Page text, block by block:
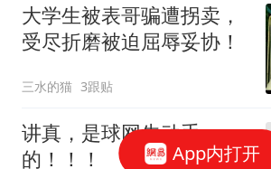
大学生被表哥骗遭拐卖，
受尽折磨被迫屈辱妥协！
三水的猫 3跟贴
讲真，是球网先动手
的！！！
App内打开